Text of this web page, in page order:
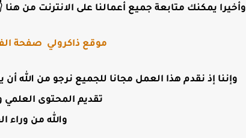
وأخيرا يمكنك متابعة جميع أعمالنا على الانترنت من هنا
موقع ذاكرولي صفحة
وإننا إذ نقدم هذا العمل مجانا للجميع نرجو من الله
تقديم المحتوى العلمي
والله من وراء